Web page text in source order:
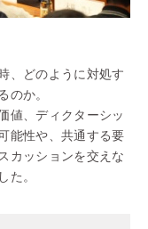
、どのように対処す
のか。
値、ディクターシッ
能性や、共通する要
カッションを交えな
た。